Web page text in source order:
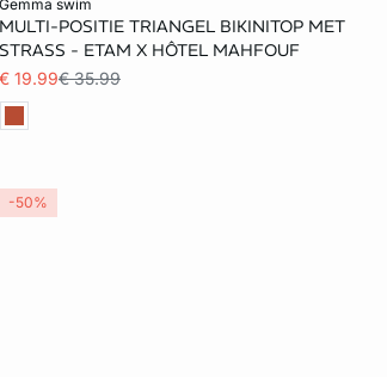
gemma swim
MULTI-POSITIE TRIANGEL BIKINITOP MET
STRASS - ETAM X HÔTEL MAHFOUF
€ 19.99€ 35.99
34 36 38
-50%